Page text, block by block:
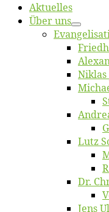
Ak­tu­el­les
Über uns
Ni­klas
Lutz
Dr.
Jens